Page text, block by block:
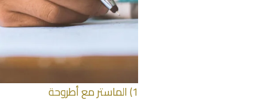
1) الماستر مع أطروحة